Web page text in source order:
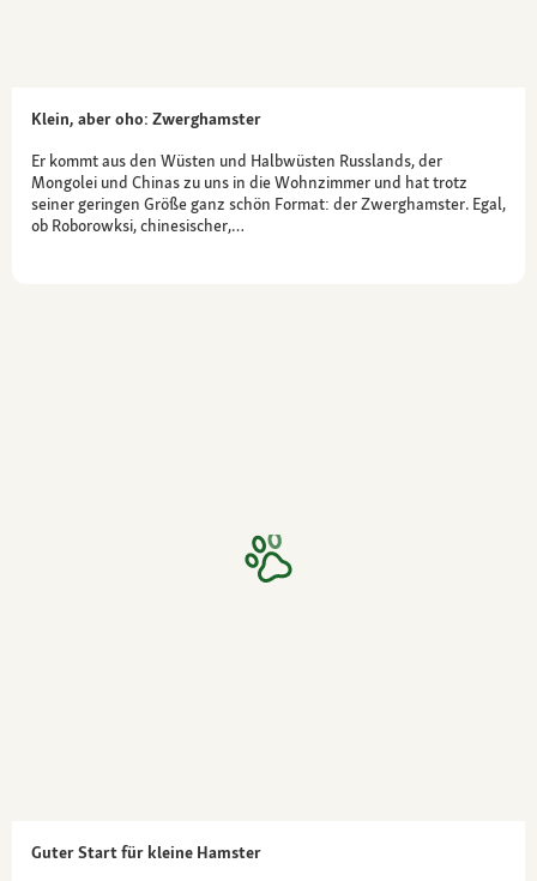
Klein, aber oho: Zwerghamster
Er kommt aus den Wüsten und Halbwüsten Russlands, der
Mongolei und Chinas zu uns in die Wohnzimmer und hat trotz
seiner geringen Größe ganz schön Format: der Zwerghamster. Egal,
ob Roborowksi, chinesischer,…
Guter Start für kleine Hamster